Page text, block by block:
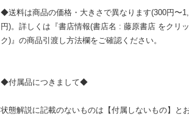
◆送料は商品の価格・大きさで異なります(300円〜
円)。詳しくは『書店情報(書店名 : 藤原書店 をクリッ
ク)』の商品引渡し方法欄をご確認ください。
◆付属品につきまして◆
状態解説に記載のないものは【付属しないもの】と